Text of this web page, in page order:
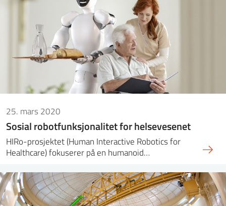
25. mars 2020
Sosial robotfunksjonalitet for helsevesenet
HIRo-prosjektet (Human Interactive Robotics for
Healthcare) fokuserer på en humanoid…